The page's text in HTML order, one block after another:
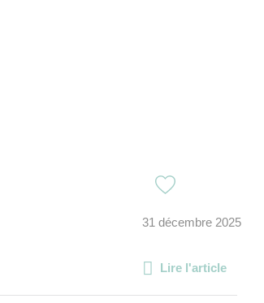
31 décembre 2025
Lire l'article